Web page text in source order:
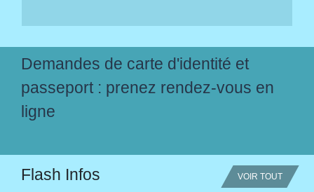
Demandes de carte d'identité et
passeport : prenez rendez-vous en
ligne
Flash Infos VOIR TOUT